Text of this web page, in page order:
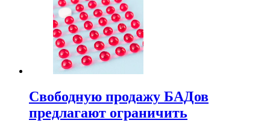
Свободную продажу БАДов
предлагают ограничить